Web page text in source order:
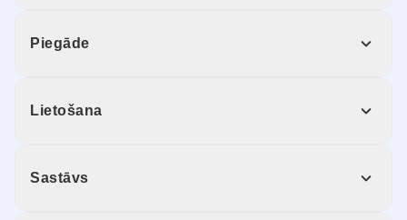
Piegāde
Lietošana
Sastāvs